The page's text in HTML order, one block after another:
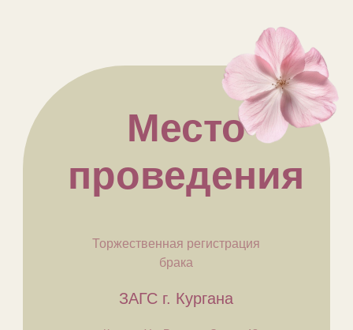
Торжественная регистрация
брака
ЗАГС г. Кургана
Место
проведения